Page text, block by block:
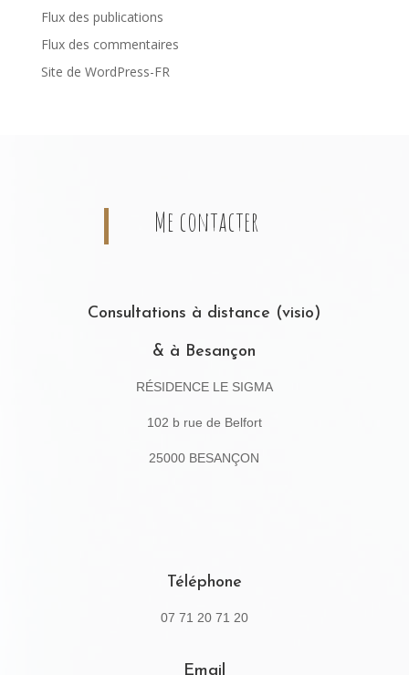
Flux des publications
Flux des commentaires
Site de WordPress-FR
Me contacter
Consultations à distance (visio)
& à Besançon
RÉSIDENCE LE SIGMA
102 b rue de Belfort
25000 BESANÇON
Téléphone
07 71 20 71 20
Email